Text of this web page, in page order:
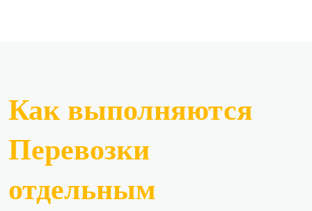
Как выполняются
Перевозки
отдельным